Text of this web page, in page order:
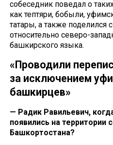
собеседник поведал о
как тептяри, бобыли,
татары, а также
относительно северо-
башкирского языка.
«Проводили
за исключением
башкирцев»
— Радик Равильевич,
появились на территории
Башкортостана?